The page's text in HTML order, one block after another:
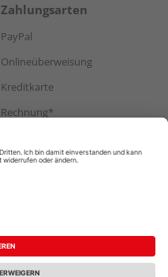
Zahlungsarten
PayPal
Onlineüberweisung
Kreditkarte
Rechnung*
Versand
Widerruf
Datenschutz
Vertrag widerrufen